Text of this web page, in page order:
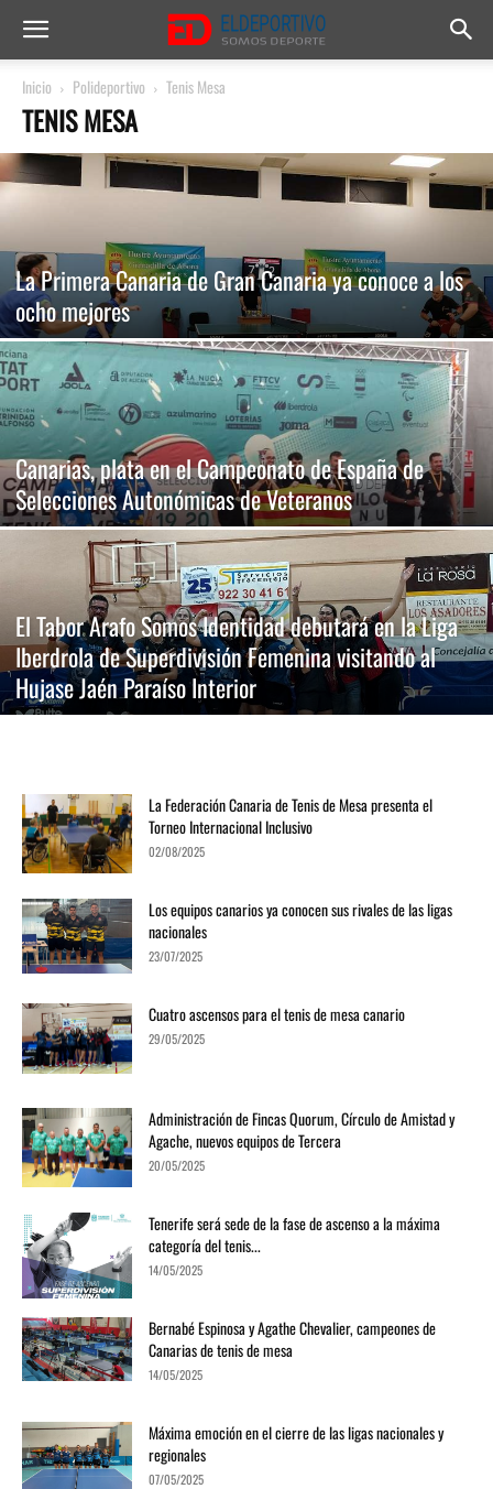
Inicio Polideportivo Tenis Mesa
TENIS MESA
La Primera Canaria de Gran Canaria ya conoce a los
ocho mejores
Canarias, plata en el Campeonato de España de
Selecciones Autonómicas de Veteranos
El Tabor Arafo Somos Identidad debutará en la Liga
Iberdrola de Superdivisión Femenina visitando al
Hujase Jaén Paraíso Interior
La Federación Canaria de Tenis de Mesa presenta el
Torneo Internacional Inclusivo
02/08/2025
Los equipos canarios ya conocen sus rivales de las ligas
nacionales
23/07/2025
Cuatro ascensos para el tenis de mesa canario
29/05/2025
Administración de Fincas Quorum, Círculo de Amistad y
Agache, nuevos equipos de Tercera
20/05/2025
Tenerife será sede de la fase de ascenso a la máxima
categoría del tenis...
14/05/2025
Bernabé Espinosa y Agathe Chevalier, campeones de
Canarias de tenis de mesa
14/05/2025
Máxima emoción en el cierre de las ligas nacionales y
regionales
07/05/2025